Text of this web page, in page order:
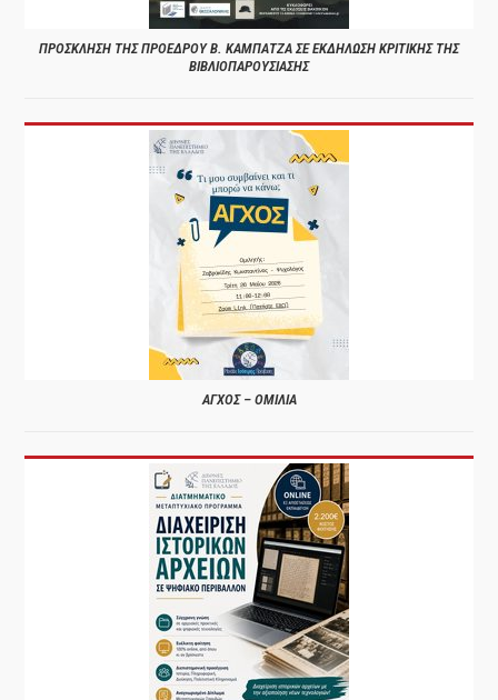
ΠΡΟΣΚΛΗΣΗ ΤΗΣ ΠΡΟΕΔΡΟΥ Β. ΚΑΜΠΑΤΖΑ ΣΕ ΕΚΔΗΛΩΣΗ ΚΡΙΤΙΚΗΣ ΤΗΣ
ΒΙΒΛΙΟΠΑΡΟΥΣΙΑΣΗΣ
ΑΓΧΟΣ – ΟΜΙΛΙΑ